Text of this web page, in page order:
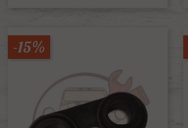
-15%